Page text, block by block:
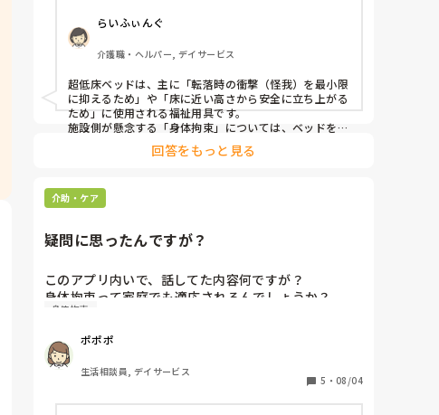
夜勤中は1人の為状況によってはすぐに対応できない
事。
超低床ベッドを使用し本人が動き出しすぐに本人のと
ころに行けなくても転倒による重大な外傷を軽減して
いく事を目的にあげられました。
却下した理由は身体拘束になる可能性があるから、だ
そうです。
施設としての言い分もわかります。僕が短慮な意見を
提案したのもわかりますが、モヤモヤしてます。
以前使用する場合の目安はなんなのか、どのような時
に使用するから聞きましたがケースバイケースなので
その時その時で話し合いましょうとの事で終わりまし
た。
長文となってしまいごめんなさい。
らいふぃんぐ
介護職・ヘルパー, デイサービス
超低床ベッドは、主に「転落時の衝撃（怪我）を最小限
に抑えるため」や「床に近い高さから安全に立ち上がる
ため」に使用される福祉用具です。
施設側が懸念する「身体拘束」については、ベッドを一
番低い位置（床すれすれ）に下げることで、本人が自力
で立ち上がれなくなり、実質的な行動制限（拘束）に繋
疑問に思われている導入目安ですが、一般的には「床に
布団を敷いて寝ることに近い環境を作り、万が一ベッド
今回のカンファレンスでは意見がすれ違ってしまいモヤ
況で「重大な事故を防ぎたい」と考えた提案は、決して
短慮なものではなく、利用者様の安全を第一に想う素晴
らしい視点だと思います。
回答をもっと見る
介助・ケア
疑問に思ったんですが？
このアプリ内いで、話してた内容何ですが？
身体拘束って家庭でも適応されるんでしょうか？
施設はアウトですよね。
自宅で転倒した場合は、勿論事故報告何かも有りませ
んよね。
在宅での、身体拘束って何処まで容認されるんでしょ
身体拘束
ポポポ
生活相談員, デイサービス
5 ・ 08/04